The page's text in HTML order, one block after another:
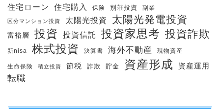
住宅ローン 住宅購入 保険 別荘投資 副業
区分マンション投資 太陽光投資 太陽光発電投資
富裕層 投資 投資信託 投資家思考 投資詐欺
新nisa 株式投資 決算書 海外不動産 現物資産
生命保険 積立投資 節税 詐欺 貯金 資産形成 資産運用
転職